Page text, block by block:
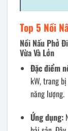
Top 5 Nồi
Nồi Nấu Phở
Vừa Và Lớn
Đặc điểm
kW, trang
năng lượng.
Ứng dụng: